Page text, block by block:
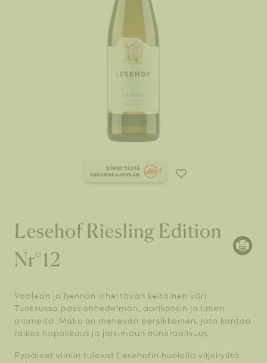
Lesehof Riesling Edition
Nr°12
Vaalean ja hennon vihertävän keltainen väri.
Tuoksussa passionhedelmän, aprikoosin ja limen
aromeita. Maku on mehevän persikkainen, jota kantaa
raikas hapokkuus ja jälkimaun mineraalisuus.
Rypäleet viiniin tulevat Lesehofin huolella viljellyiltä